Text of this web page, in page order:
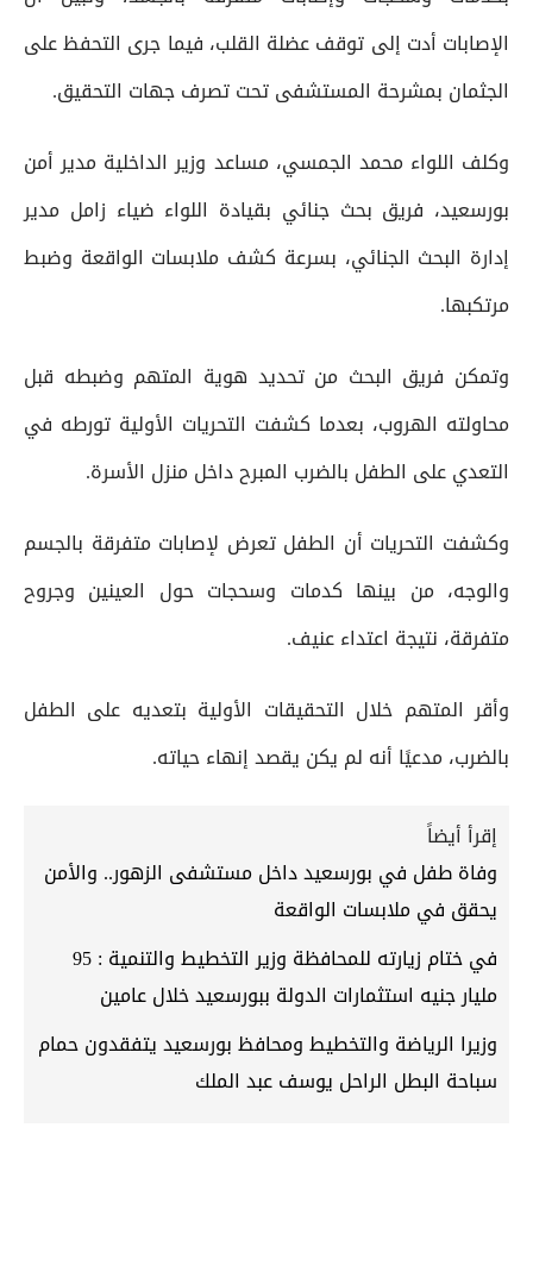
الإصابات أدت إلى توقف عضلة القلب، فيما جرى التحفظ على
الجثمان بمشرحة المستشفى تحت تصرف جهات التحقيق.
وكلف اللواء محمد الجمسي، مساعد وزير الداخلية مدير أمن
بورسعيد، فريق بحث جنائي بقيادة اللواء ضياء زامل مدير
إدارة البحث الجنائي، بسرعة كشف ملابسات الواقعة وضبط
مرتكبها.
وتمكن فريق البحث من تحديد هوية المتهم وضبطه قبل
محاولته الهروب، بعدما كشفت التحريات الأولية تورطه في
التعدي على الطفل بالضرب المبرح داخل منزل الأسرة.
وكشفت التحريات أن الطفل تعرض لإصابات متفرقة بالجسم
والوجه، من بينها كدمات وسحجات حول العينين وجروح
متفرقة، نتيجة اعتداء عنيف.
وأقر المتهم خلال التحقيقات الأولية بتعديه على الطفل
بالضرب، مدعيًا أنه لم يكن يقصد إنهاء حياته.
إقرأ أيضاً
وفاة طفل في بورسعيد داخل مستشفى الزهور.. والأمن
يحقق في ملابسات الواقعة
في ختام زيارته للمحافظة وزير التخطيط والتنمية : 95
مليار جنيه استثمارات الدولة ببورسعيد خلال عامين
وزيرا الرياضة والتخطيط ومحافظ بورسعيد يتفقدون حمام
سباحة البطل الراحل يوسف عبد الملك